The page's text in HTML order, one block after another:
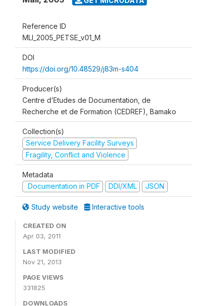
Reference ID
MLI_2005_PETSE_v01_M
DOI
https://doi.org/10.48529/j83m-s404
Producer(s)
Centre d’Etudes de Documentation, de
Recherche et de Formation (CEDREF), Bamako
Collection(s)
Service Delivery Facility Surveys
Fragility, Conflict and Violence
Metadata
Documentation in PDF
DDI/XML JSON
Study website Interactive tools
CREATED ON
Apr 03, 2011
LAST MODIFIED
Nov 21, 2013
PAGE VIEWS
331825
DOWNLOADS